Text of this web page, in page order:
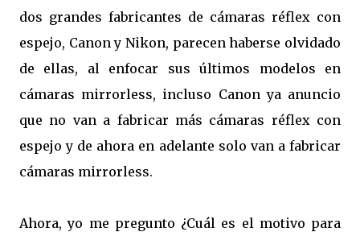
dos grandes fabricantes de cámaras réflex con
espejo, Canon y Nikon, parecen haberse olvidado
de ellas, al enfocar sus últimos modelos en
cámaras mirrorless, incluso Canon ya anuncio
que no van a fabricar más cámaras réflex con
espejo y de ahora en adelante solo van a fabricar
cámaras mirrorless.
Ahora, yo me pregunto ¿Cuál es el motivo para